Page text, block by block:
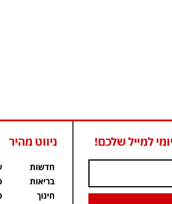
למייל שלכם! ניווט מהיר
חדשות
בריאות
חינוך